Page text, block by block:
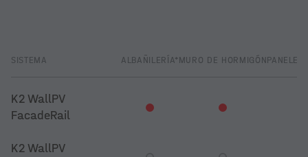
SISTEMA ALBAÑILERÍA* MURO DE HORMIGÓN
K2 WallPV
FacadeRail
K2 WallPV